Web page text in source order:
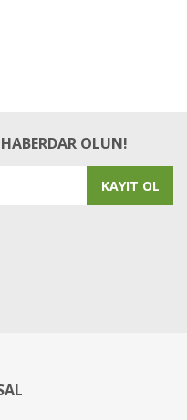
OLUN!
KAYIT OL